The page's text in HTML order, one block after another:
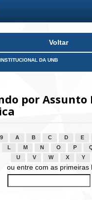
Voltar
DA UNB
por Assunto
A B C D E
L M N O P
U
V W X Y
ou entre com as primeiras